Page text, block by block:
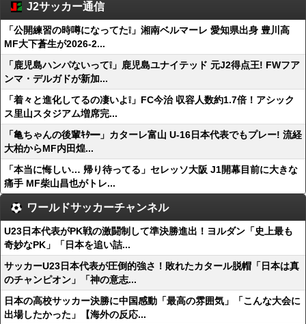
J2サッカー通信
「公開練習の時噂になってた❕」湘南ベルマーレ 愛知県出身 豊川高
MF大下蒼生が2026-2...
「鹿児島ハンパないって❕」鹿児島ユナイテッド 元J2得点王! FWフア
ンマ・デルガドが新加...
「着々と進化してるの凄いよ❕」FC今治 収容人数約1.7倍！アシック
ス里山スタジアム増席完...
「亀ちゃんの後輩ｷﾀ━」カターレ富山 U-16日本代表でもプレー! 流経
大柏からMF内田煌...
「本当に悔しい… 帰り待ってる」セレッソ大阪 J1開幕目前に大きな
痛手 MF柴山昌也がトレ...
ワールドサッカーチャンネル
U23日本代表がPK戦の激闘制して準決勝進出！ヨルダン「史上最も
奇妙なPK」「日本を追い詰...
サッカーU23日本代表が圧倒的強さ！敗れたカタール脱帽「日本は真
のチャンピオン」「神の意志...
日本の高校サッカー決勝に中国感動「最高の雰囲気」「こんな大会に
出場したかった」【海外の反応...